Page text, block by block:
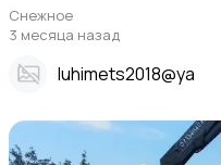
Снежное
3 месяца назад
Iuhimets2018@ya